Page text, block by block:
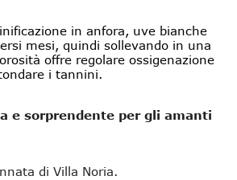
in anfora, uve bianche
mesi, quindi sollevando in una
offre regolare ossigenazione
i tannini.
e sorprendente per gli amanti
di Villa Noria.